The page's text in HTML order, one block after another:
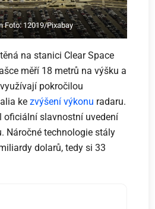
Foto: 12019/Pixabay
na stanici Clear Space
měří 18 metrů na výšku a
pokročilou
kezvýšení výkonu radaru.
oficiální slavnostní uvedení
Náročné technologie stály
dolarů, tedy si 33